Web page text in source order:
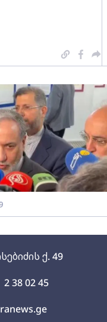
ქ. 49
2 38 02 45